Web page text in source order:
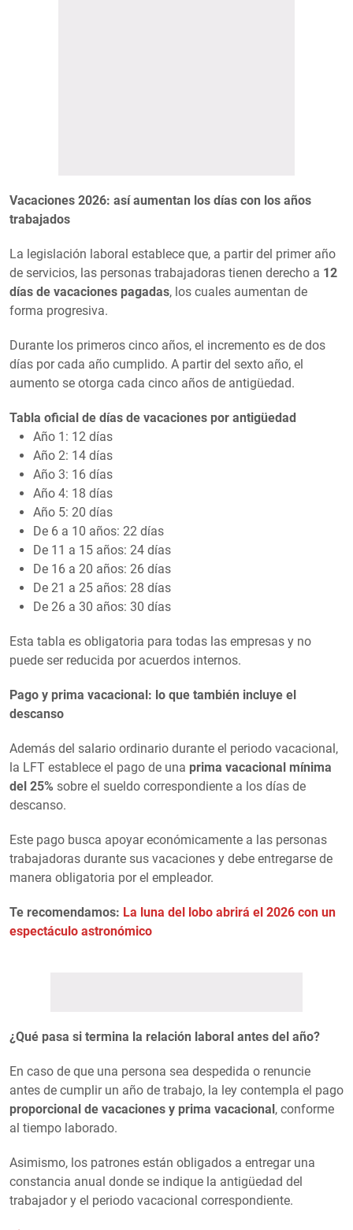
Vacaciones 2026: así aumentan los días con los años
trabajados
La legislación laboral establece que, a partir del primer año
de servicios, las personas trabajadoras tienen derecho a 12
días de vacaciones pagadas, los cuales aumentan de
forma progresiva.
Durante los primeros cinco años, el incremento es de dos
días por cada año cumplido. A partir del sexto año, el
aumento se otorga cada cinco años de antigüedad.
Tabla oficial de días de vacaciones por antigüedad
Año 1: 12 días
Año 2: 14 días
Año 3: 16 días
Año 4: 18 días
Año 5: 20 días
De 6 a 10 años: 22 días
De 11 a 15 años: 24 días
De 16 a 20 años: 26 días
De 21 a 25 años: 28 días
De 26 a 30 años: 30 días
Esta tabla es obligatoria para todas las empresas y no
puede ser reducida por acuerdos internos.
Pago y prima vacacional: lo que también incluye el
descanso
Además del salario ordinario durante el periodo vacacional,
la LFT establece el pago de una prima vacacional mínima
del 25% sobre el sueldo correspondiente a los días de
descanso.
Este pago busca apoyar económicamente a las personas
trabajadoras durante sus vacaciones y debe entregarse de
manera obligatoria por el empleador.
Te recomendamos: La luna del lobo abrirá el 2026 con un
espectáculo astronómico
¿Qué pasa si termina la relación laboral antes del año?
En caso de que una persona sea despedida o renuncie
antes de cumplir un año de trabajo, la ley contempla el pago
proporcional de vacaciones y prima vacacional, conforme
al tiempo laborado.
Asimismo, los patrones están obligados a entregar una
constancia anual donde se indique la antigüedad del
trabajador y el periodo vacacional correspondiente.